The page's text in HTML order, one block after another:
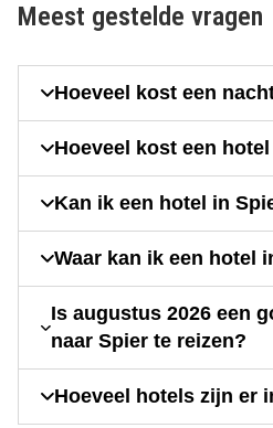
Meest gestelde vragen
Hoeveel kost een
Hoeveel kost een
Kan ik een hotel in
Waar kan ik een hotel
Is augustus 2026 een
naar Spier te reizen?
Hoeveel hotels zijn er